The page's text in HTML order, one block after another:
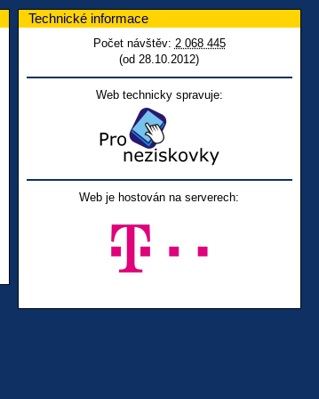
Technické informace
Počet návštěv: 2 068 445
(od 28.10.2012)
Web technicky spravuje:
Web je hostován na serverech: